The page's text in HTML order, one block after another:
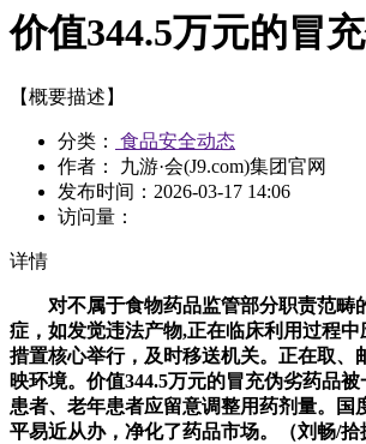
价值344.5万元的冒
【概要描述】
分类：
食品安全动态
作者： 九游·会(J9.com)集团官网
发布时间： 2026-03-17 14:06
访问量：
详情
对不属于食物药品监管部分职责范畴的
症，如发觉违法产物,正在临床利用过程
措置核心举行，及时移送机关。正在取
映环境。价值344.5万元的冒充伪劣药品
患者、老年患者应留意调整用药剂量。
平易近从办，净化了药品市场。（刘畅/